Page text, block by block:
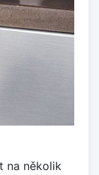
na několik